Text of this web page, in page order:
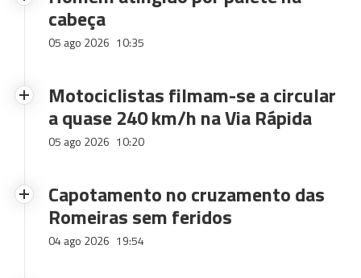
cabeça
05 ago 2026 10:35
Motociclistas filmam-se a circular
a quase 240 km/h na Via Rápida
05 ago 2026 10:20
Capotamento no cruzamento das
Romeiras sem feridos
04 ago 2026 19:54